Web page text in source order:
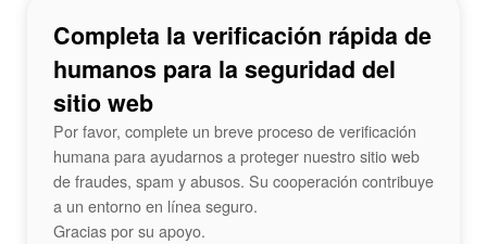
Completa la verificación rápida de
humanos para la seguridad del
sitio web
Por favor, complete un breve proceso de verificación
humana para ayudarnos a proteger nuestro sitio web
de fraudes, spam y abusos. Su cooperación contribuye
a un entorno en línea seguro.
Gracias por su apoyo.